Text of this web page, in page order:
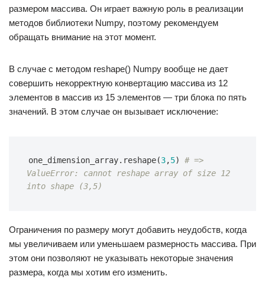
размером массива. Он играет важную роль в реализации
методов библиотеки Numpy, поэтому рекомендуем
обращать внимание на этот момент.
В случае с методом reshape() Numpy вообще не дает
совершить некорректную конвертацию массива из 12
элементов в массив из 15 элементов — три блока по пять
значений. В этом случае он вызывает исключение:
one_dimension_array. reshape(3,5)
# =>
ValueError: cannot reshape array of size 12
into shape (3,5)
Ограничения по размеру могут добавить неудобств, когда
мы увеличиваем или уменьшаем размерность массива. При
этом они позволяют не указывать некоторые значения
размера, когда мы хотим его изменить.